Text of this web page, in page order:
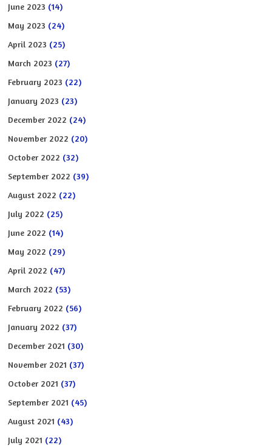
June 2023 (14)
May 2023 (24)
April 2023 (25)
March 2023 (27)
February 2023 (22)
January 2023 (23)
December 2022 (24)
November 2022 (20)
October 2022 (32)
September 2022 (39)
August 2022 (22)
July 2022 (25)
June 2022 (14)
May 2022 (29)
April 2022 (47)
March 2022 (53)
February 2022 (56)
January 2022 (37)
December 2021 (30)
November 2021 (37)
October 2021 (37)
September 2021 (45)
August 2021 (43)
July 2021 (22)